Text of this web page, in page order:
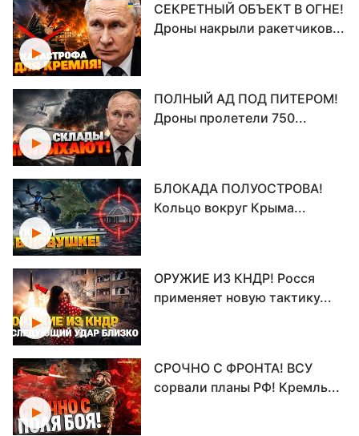
СЕКРЕТНЫЙ ОБЪЕКТ В ОГНЕ!
Дроны накрыли ракетчиков...
ПОЛНЫЙ АД ПОД ПИТЕРОМ!
Дроны пролетели 750...
БЛОКАДА ПОЛУОСТРОВА!
Кольцо вокруг Крыма...
ОРУЖИЕ ИЗ КНДР! Росся
применяет новую тактику...
СРОЧНО С ФРОНТА! ВСУ
сорвали планы РФ! Кремль...